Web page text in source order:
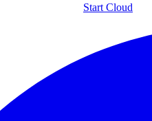
Start Cloud